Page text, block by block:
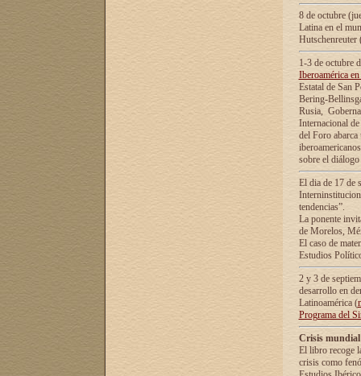
8 de octubre
Latina en el
1-3 de octubre
Iberoamérica
Estatal de San
Bering-
Rusia,
Internacional
del Foro
sobre el
El dia de 17 de
tendencias”.
La ponente
de Morelos,
El caso de
Estudios
2 y 3 de
desarrollo en
Latinoamérica (
Programa del
Crisis
El libro recoge
crisis como